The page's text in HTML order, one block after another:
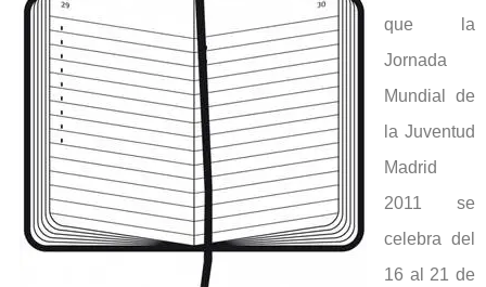
que la
Jornada
Mundial de
la Juventud
Madrid
2011 se
celebra del
16 al 21 de